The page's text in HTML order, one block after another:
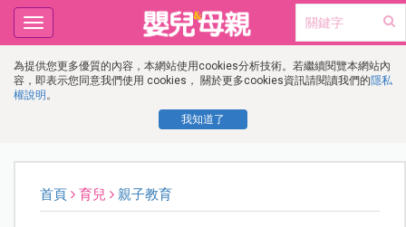
為提供您更多優質的內容，本網站使用cookies分析技術。若繼續閱覽本網站內
容，即表示您同意我們使用 cookies， 關於更多cookies資訊請閱讀我們的隱私
權說明 。
我知道了
Toggle
navigation
首頁 育兒 親子教育